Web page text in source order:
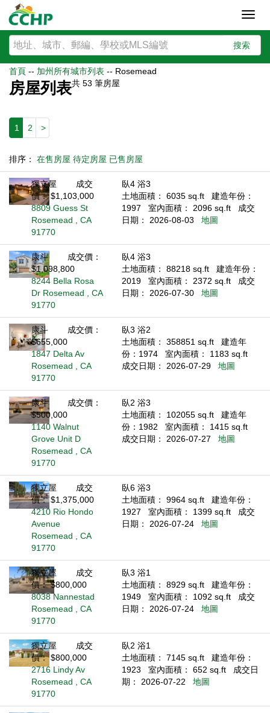
搜索
首頁 -- 加州所有城市列表 -- Rosemead
房屋列表共 53 筆房屋
1 2 >
排序： 在售房屋 待定房屋 已售房屋
獨立屋
成交
價： $1,103,000
8809 Guess St
Rosemead , CA
91770
臥4 浴3
土地面積： 6035 sq.ft
建造年份：
1997
室內面積： 2096 sq.ft
成交
日期： 2026-08-03
地圖
康斗
成交價：
$1,098,800
8244 Bella Rosa
Dr Rosemead , CA
91770
臥4 浴3
土地面積： 88218 sq.ft
建造年份：
2019
室內面積： 2372 sq.ft
成交
日期： 2026-07-30
地圖
康斗
成交價：
$655,000
1847 Delta Av
Rosemead , CA
91770
臥3 浴2
土地面積： 358851 sq.ft
建造年
份：1974
室內面積： 1183 sq.ft
成交日期： 2026-07-29
地圖
康斗
成交價：
$500,000
1140 Walnut
Grove Unit D
Rosemead , CA
91770
臥2 浴3
土地面積： 102055 sq.ft
建造年
份：1982
室內面積： 1415 sq.ft
成交日期： 2026-07-27
地圖
獨立屋
成交
價： $1,375,000
4210 Rio Hondo
Avenue
Rosemead , CA
91770
臥6 浴3
土地面積： 9964 sq.ft
建造年份：
1927
室內面積： 1399 sq.ft
成交
日期： 2026-07-24
地圖
獨立屋
成交
價： $800,000
8038 Nannestad
Rosemead , CA
91770
臥3 浴1
土地面積： 8929 sq.ft
建造年份：
1949
室內面積： 1092 sq.ft
成交
日期： 2026-07-24
地圖
獨立屋
成交
價： $800,000
2716 Lindy Av
Rosemead , CA
91770
臥2 浴1
土地面積： 7145 sq.ft
建造年份：
1923
室內面積： 652 sq.ft
成交日
期： 2026-07-22
地圖